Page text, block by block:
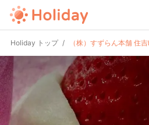
Holiday トップ （株）すずらん本舗 住